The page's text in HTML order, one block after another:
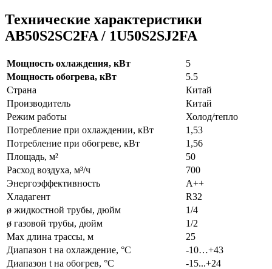
Технические характеристики
AB50S2SC2FA / 1U50S2SJ2FA
Мощность охлаждения, кВт
5
Мощность обогрева, кВт
5.5
Страна
Китай
Производитель
Китай
Режим работы
Холод/тепло
Потребление при охлаждении, кВт
1,53
Потребление при обогреве, кВт
1,56
Площадь, м²
50
Расход воздуха, м³/ч
700
Энергоэффективность
A++
Хладагент
R32
ø жидкостной трубы, дюйм
1/4
ø газовой трубы, дюйм
1/2
Max длина трассы, м
25
Диапазон t на охлаждение, °С
-10…+43
Диапазон t на обогрев, °С
-15...+24